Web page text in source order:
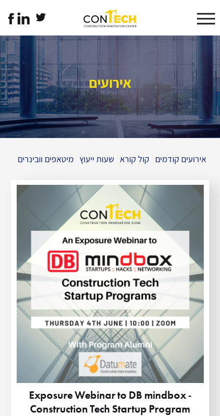
לעמוד
של
קונטק
עברית
linkedintwitter
אירועים
אירועים קודמים קול קורא שעות ייעוץ מיטאפים וובינרים
Exposure Webinar to DB mindbox -
Construction Tech Startup Program